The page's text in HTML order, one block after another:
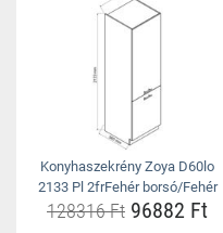
Konyhaszekrény Zoya D60lo
2133 Pl 2frFehér borsó/Fehér
128316 Ft 96882 Ft